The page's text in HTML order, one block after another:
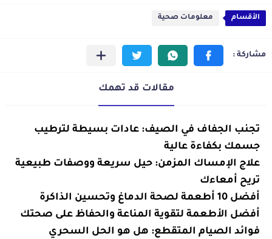
الأقسام معلومات صحية
مقالات قد تهمك
معلومات
تجنب الجفاف في الصيف: عادات بسيطة لترطيب
جسمك بكفاءة عالية
معلومات
علاج الإمساك المزمن: حيل سريعة ووصفات طبيعية
تريح أمعاءك
معلومات
صحية
أفضل 10 أطعمة لصحة الدماغ وتحسين الذاكرة
معلومات
صحية
أفضل الأطعمة لتقوية المناعة والحفاظ على صحتك
معلومات
فوائد الصيام المتقطع: هل هو الحل السحري